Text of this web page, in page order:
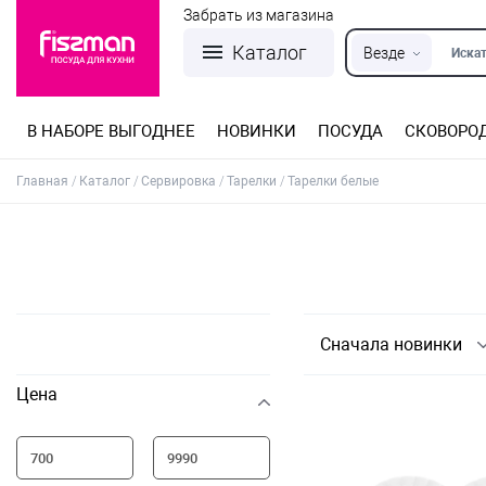
Каталог Везде
Забрать из магазина
В НАБОРЕ ВЫГОДНЕЕ НОВИНКИ ПОСУДА
Главная Каталог Сервировка Тарелки Тарелки белые
Цена
Сначала новинки